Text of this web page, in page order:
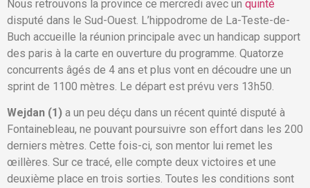
Nous retrouvons la province ce mercredi avec un quinté
disputé dans le Sud-Ouest. L’hippodrome de La-Teste-de-
Buch accueille la réunion principale avec un handicap support
des paris à la carte en ouverture du programme. Quatorze
concurrents âgés de 4 ans et plus vont en découdre une un
sprint de 1100 mètres. Le départ est prévu vers 13h50.
Wejdan (1) a un peu déçu dans un récent quinté disputé à
Fontainebleau, ne pouvant poursuivre son effort dans les 200
derniers mètres. Cette fois-ci, son mentor lui remet les
œillères. Sur ce tracé, elle compte deux victoires et une
deuxième place en trois sorties. Toutes les conditions sont